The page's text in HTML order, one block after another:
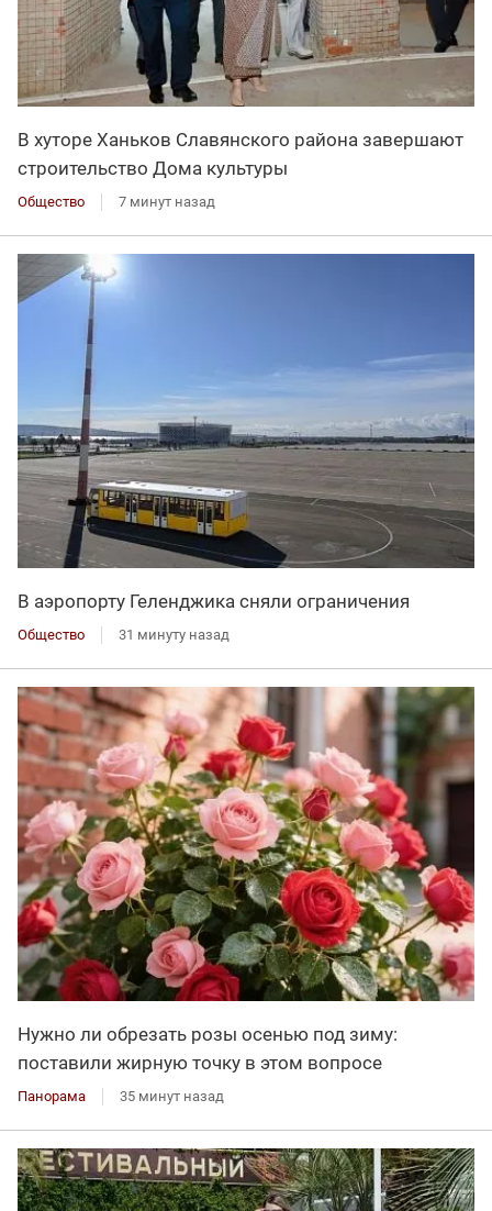
В хуторе Ханьков Славянского района завершают
строительство Дома культуры
Общество 7 минут назад
В аэропорту Геленджика сняли ограничения
Общество 31 минуту назад
Нужно ли обрезать розы осенью под зиму:
поставили жирную точку в этом вопросе
Панорама 35 минут назад